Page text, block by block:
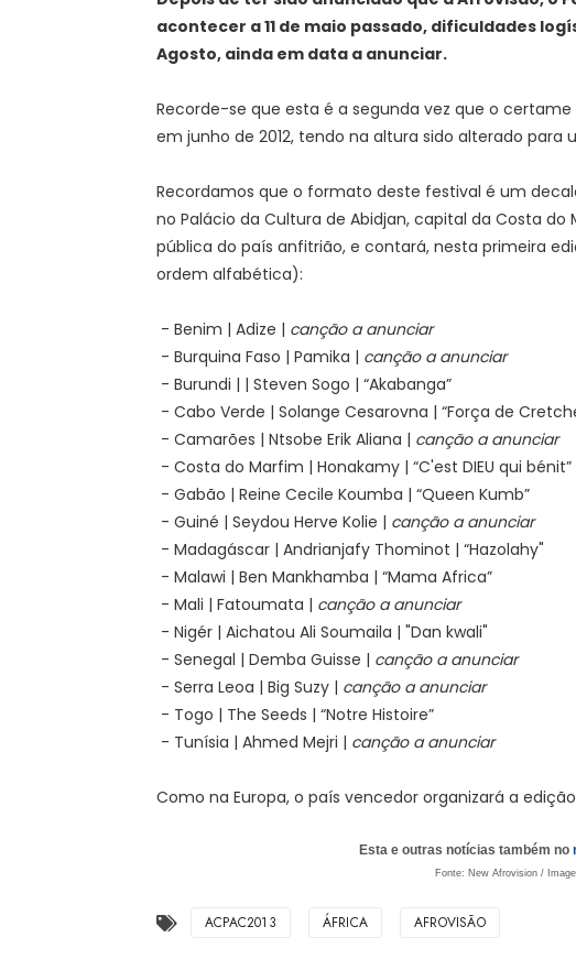
acontecer a 11 de maio passado, dificuldades
Agosto, ainda em data a anunciar.
Recorde-se que esta é a segunda vez que o
em junho de 2012, tendo na altura sido alterado para
Recordamos que o formato deste festival é um
no Palácio da Cultura de Abidjan, capital da Costa
pública do país anfitrião, e contará, nesta primeira
ordem alfabética):
- Benim | Adize | canção a anunciar
- Burquina Faso | Pamika | canção a anunciar
- Burundi | | Steven Sogo | “Akabanga”
- Cabo Verde | Solange Cesarovna | “Força de
- Camarões | Ntsobe Erik Aliana | canção a anunciar
- Costa do Marfim | Honakamy | “C'est DIEU qui bénit”
- Gabão | Reine Cecile Koumba | “Queen Kumb”
- Guiné | Seydou Herve Kolie | canção a anunciar
- Madagáscar | Andrianjafy Thominot | “Hazolahy"
- Malawi | Ben Mankhamba | “Mama Africa”
- Mali | Fatoumata | canção a anunciar
- Nigér | Aichatou Ali Soumaila | "Dan kwali"
- Senegal | Demba Guisse | canção a anunciar
- Serra Leoa | Big Suzy | canção a anunciar
- Togo | The Seeds | “Notre Histoire”
- Tunísia | Ahmed Mejri | canção a anunciar
Como na Europa, o país vencedor organizará a
Esta e outras notícias também no
Fonte: New Afrovision /
ACPAC2013 ÁFRICA AFROVISÃO